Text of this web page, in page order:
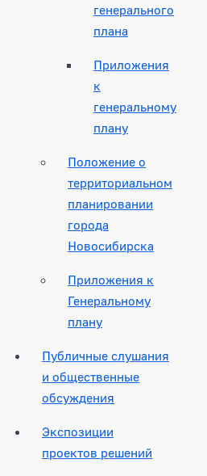
генерального
плана
Приложения
к
генеральному
плану
Положение о
территориальном
планировании
города
Новосибирска
Приложения к
Генеральному
плану
Публичные слушания
и общественные
обсуждения
Экспозиции
проектов решений